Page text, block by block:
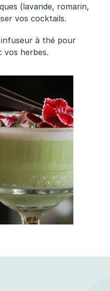
(lavande, romarin,
vos cocktails.
à thé pour
vos herbes.